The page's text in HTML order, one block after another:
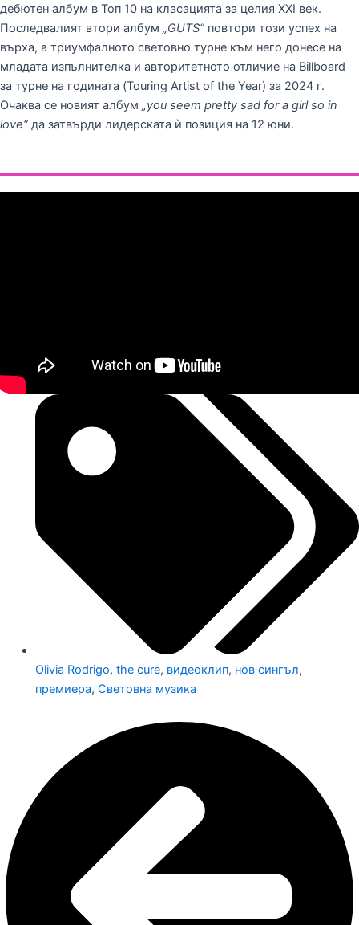
дебютен албум в Топ 10 на класацията за целия XXI век.
Последвалият втори албум „GUTS“повтори този успех на
върха, а триумфалното световно турне към него донесе на
младата изпълнителка и авторитетното отличие на Billboard
за турне на годината (Touring Artist of the Year) за 2024 г.
Очаква се новият албум „you seem pretty sad for a girl so in
love“да затвърди лидерската ѝ позиция на 12 юни.
Olivia Rodrigo, the cure, видеоклип, нов сингъл,
премиера, Световна музика